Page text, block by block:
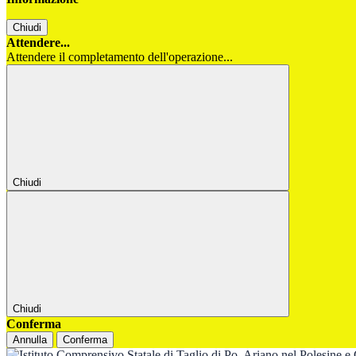
Chiudi
Attendere...
Attendere il completamento dell'operazione...
Chiudi
Chiudi
Conferma
Annulla Conferma